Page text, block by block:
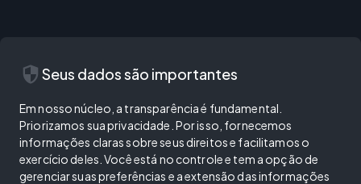
security Seus dados são importantes
Em nosso núcleo, a transparência é fundamental.
Priorizamos sua privacidade. Por isso, fornecemos
informações claras sobre seus direitos e facilitamos o
exercício deles. Você está no controle e tem a opção de
gerenciar suas preferências e a extensão das informações